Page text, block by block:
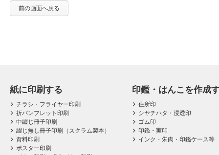
前の画面へ戻る
紙に印刷する
チラシ・フライヤー印刷
折パンフレット印刷
中綴じ冊子印刷
綴じ無し冊子印刷（スクラム製本）
資料印刷
ポスター印刷
印鑑・はんこを作成
住所印
シヤチハタ・浸透印
ゴム印
印鑑・実印
インク・朱肉・印鑑ケース等